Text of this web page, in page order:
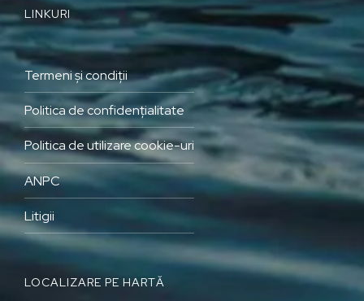
LINKURI
Termeni și condiții
Politica de confidențialitate
Politica de utilizare cookie-uri
ANPC
Litigii
LOCALIZARE PE HARTĂ